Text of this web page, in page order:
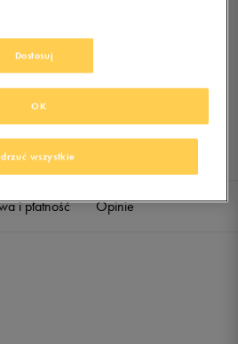
otrzymasz od nas powiadomienie.
salonach
i płatność Opinie
Dostosuj
wszystkie
OK